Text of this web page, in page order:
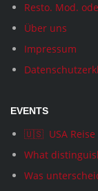
Resto. Mod.
Über uns
Impressum
EVENTS
🇺🇸 USA Reise
What
Was